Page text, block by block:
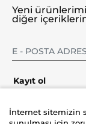
Yeni
diğer
Kayıt ol
İnternet sitemizin